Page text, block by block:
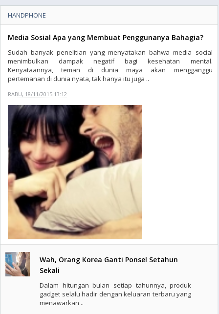
HANDPHONE
Media Sosial Apa yang Membuat Penggunanya Bahagia?
Sudah banyak penelitian yang menyatakan bahwa media social
menimbulkan dampak negatif bagi kesehatan mental.
Kenyataannya, teman di dunia maya akan mengganggu
pertemanan di dunia nyata, tak hanya itu juga ..
RABU, 18/11/2015 13:12
Wah, Orang Korea Ganti Ponsel Setahun
Sekali
Dalam hitungan bulan setiap tahunnya, produk
gadget selalu hadir dengan keluaran terbaru yang
menawarkan ..